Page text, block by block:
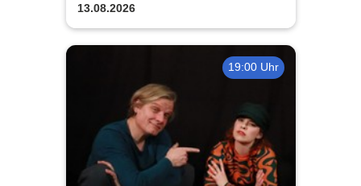
13.08.2026
19:00 Uhr